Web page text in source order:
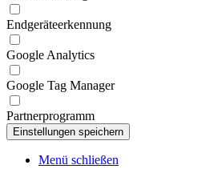
Endgeräteerkennung
Google Analytics
Google Tag Manager
Partnerprogramm
Menü schließen